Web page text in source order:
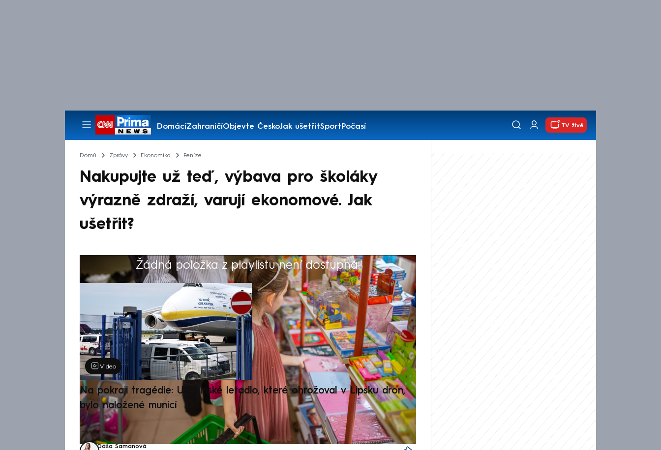
DomácíZahraničíObjevte ČeskoJak ušetřitSportPočasí
Pořady
TV živě
Domů Zprávy Ekonomika Peníze
Nakupujte už teď, výbava pro školáky
výrazně zdraží, varují ekonomové. Jak
ušetřit?
Žádná položka z playlistu není dostupná.
Výběr redakce
Video
Na pokraji tragédie: Ukrajinské letadlo, které ohrožoval v Lipsku dron,
bylo naložené municí
Dáša Šamanová